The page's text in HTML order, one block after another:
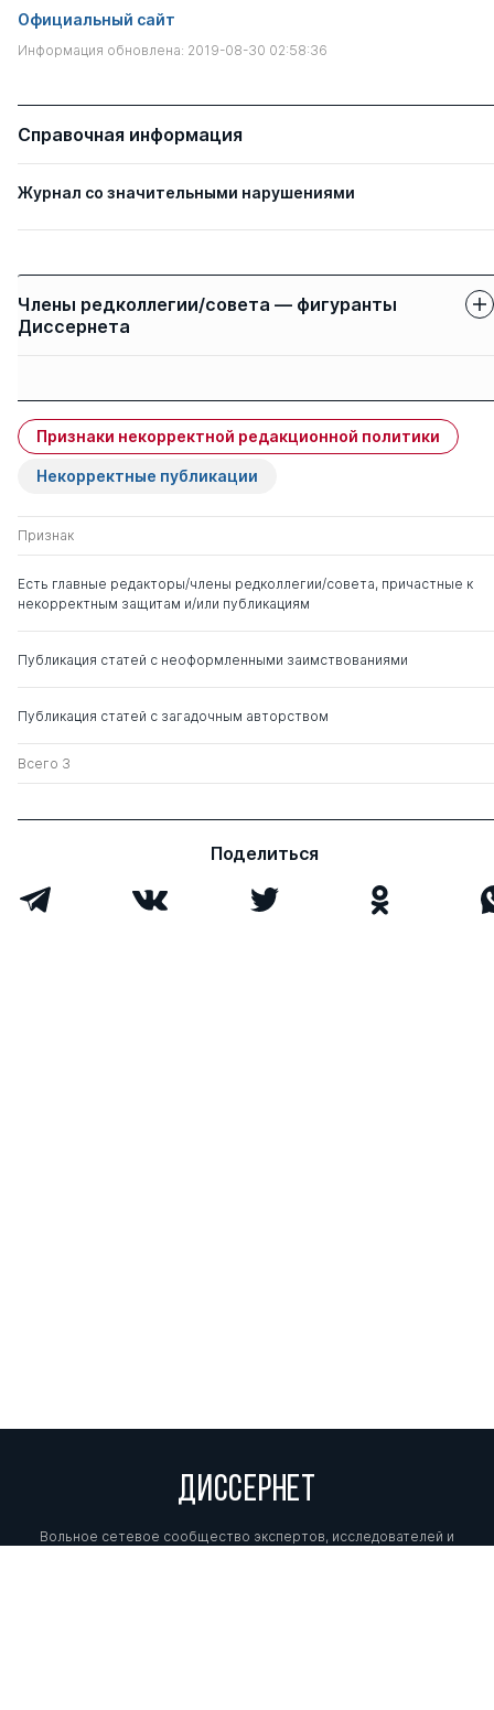
Официальный сайт
Информация обновлена: 2019-08-30 02:58:36
Справочная информация
Журнал со значительными нарушениями
Члены редколлегии/совета — фигуранты
Диссернета
Бурков Владимир
Николаевич
д. тех.н. 0 3
Признаки некорректной редакционной политики
Некорректные публикации
Признак
Есть главные редакторы/члены редколлегии/совета, причастные к
некорректным защитам и/или публикациям
Публикация статей с неоформленными заимствованиями
Публикация статей с загадочным авторством
Всего 3
Поделиться
ДИССЕРНЕТ
Вольное сетевое сообщество экспертов, исследователей и